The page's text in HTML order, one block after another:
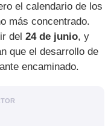
el calendario de los
más concentrado.
del24 de junio, y
que el desarrollo de
encaminado.